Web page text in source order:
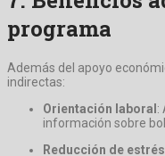
programa
Además del apoyo
indirectas:
Orientación laboral :
información sobre
Reducción de